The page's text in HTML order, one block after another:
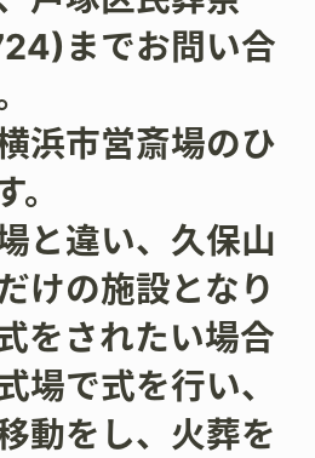
までお問い合
浜市営斎場のひ
と違い、久保山
けの施設となり
をされたい場合
場で式を行い、
動をし、火葬を